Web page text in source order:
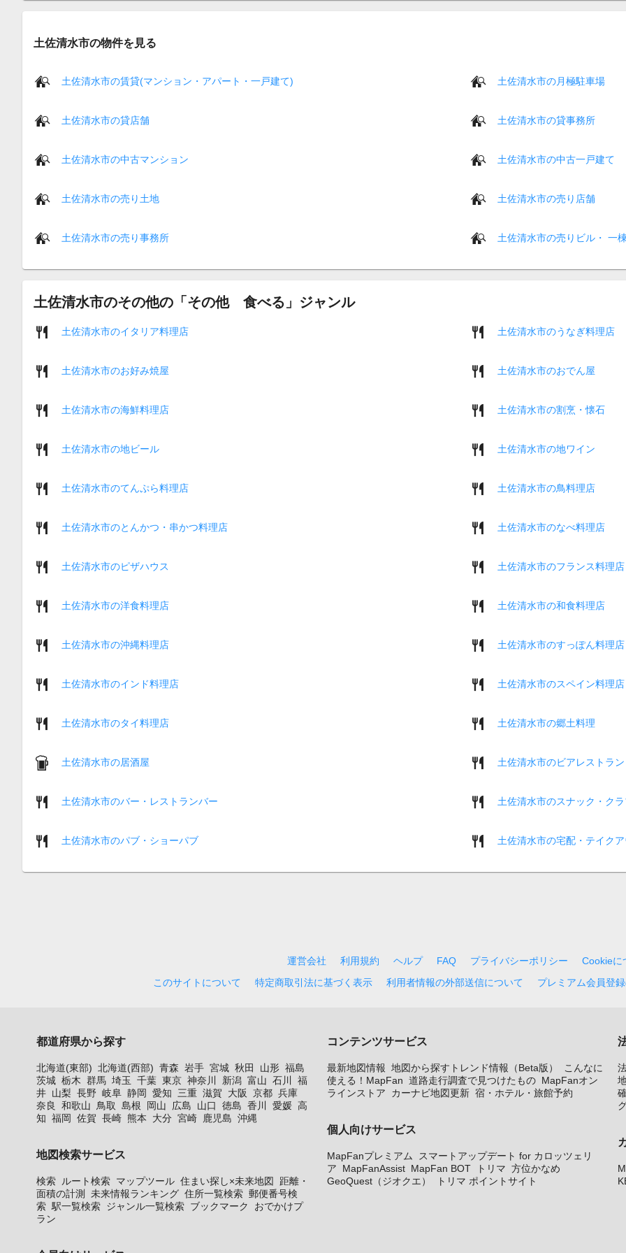
土佐清水市の物件を見る
土佐清水市の賃貸(マンション・アパート・一戸建て) 土佐清水市の月極駐車場
土佐清水市の貸店舗 土佐清水市の貸事務所
土佐清水市の中古マンション 土佐清水市の中古一戸建て
土佐清水市の売り土地 土佐清水市の売り店舗
土佐清水市の売り事務所 土佐清水市の売りビル・ 一
土佐清水市のその他の「その他 食べる」ジャンル
土佐清水市のイタリア料理店 土佐清水市のうなぎ料理店
土佐清水市のお好み焼屋 土佐清水市のおでん屋
土佐清水市の海鮮料理店 土佐清水市の割烹・懐石
土佐清水市の地ビール 土佐清水市の地ワイン
土佐清水市のてんぷら料理店 土佐清水市の鳥料理店
土佐清水市のとんかつ・串かつ料理店 土佐清水市のなべ料理店
土佐清水市のピザハウス 土佐清水市のフランス料理店
土佐清水市の洋食料理店 土佐清水市の和食料理店
土佐清水市の沖縄料理店 土佐清水市のすっぽん料理店
土佐清水市のインド料理店 土佐清水市のスペイン料理店
土佐清水市のタイ料理店 土佐清水市の郷土料理
土佐清水市の居酒屋 土佐清水市のビアレストラ
土佐清水市のバー・レストランバー 土佐清水市のスナック・ク
土佐清水市のパブ・ショーパブ 土佐清水市の宅配・テイクア
運営会社 利用規約 ヘルプ FAQ プライバシーポリシー
Cookieに
このサイトについて
特定商取引法に基づく表示 利用者情報の外部送信について プレミアム会員登
都道府県から探す
北海道(東部) 北海道(西部) 青森 岩手 宮城 秋田 山形 福島
茨城 栃木 群馬 埼玉 千葉 東京 神奈川 新潟 富山 石川
福
井 山梨 長野 岐阜 静岡 愛知 三重 滋賀 大阪 京都 兵庫
奈良
和歌山 鳥取 島根 岡山 広島 山口 徳島 香川 愛媛 高
知 福岡 佐賀 長崎 熊本 大分 宮崎 鹿児島 沖縄
地図検索サービス
検索 ルート検索 マップツール 住まい探し×未来地図
距離・
面積の計測 未来情報ランキング 住所一覧検索 郵便番号検
索 駅一覧検索 ジャンル一覧検索 ブックマーク
おでかけプ
ラン
コンテンツサービス
最新地図情報 地図から探すトレンド情報（Beta版）
こんなに
使える！MapFan 道路走行調査で見つけたもの MapFanオン
ラインストア
カーナビ地図更新 宿・ホテル・旅館予約
個人向けサービス
MapFanプレミアム
スマートアップデート for カロッツェリ
ア
MapFanAssist MapFan BOT トリマ 方位かなめ
GeoQuest（ジオクエ）
トリマ ポイントサイト